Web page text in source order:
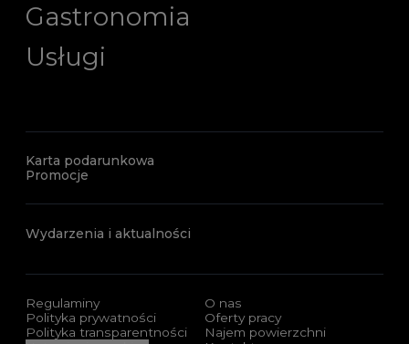
Gastronomia
Usługi
Karta podarunkowa
Promocje
Wydarzenia i aktualności
Regulaminy
Polityka prywatności
Polityka transparentności
O nas
Oferty pracy
Najem powierzchni